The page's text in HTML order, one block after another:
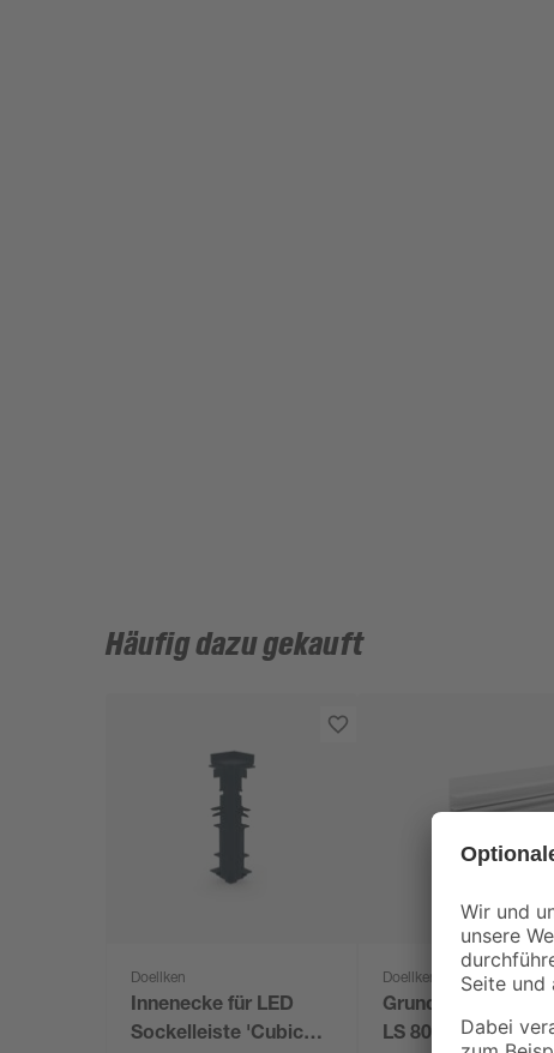
Häufig dazu gekauft
Doellken
Innenecke für LED
Sockelleiste 'Cubica
Doellken
Grundprofil 'Cubica
LS 80' 250 x 8 x 2